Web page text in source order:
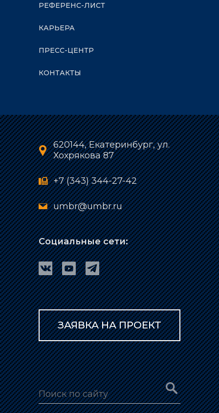
РЕФЕРЕНС-ЛИСТ
КАРЬЕРА
ПРЕСС-ЦЕНТР
КОНТАКТЫ
620144, Екатеринбург, ул.
Хохрякова 87
+7 (343) 344-27-42
umbr@umbr.ru
Социальные сети:
ЗАЯВКА НА ПРОЕКТ